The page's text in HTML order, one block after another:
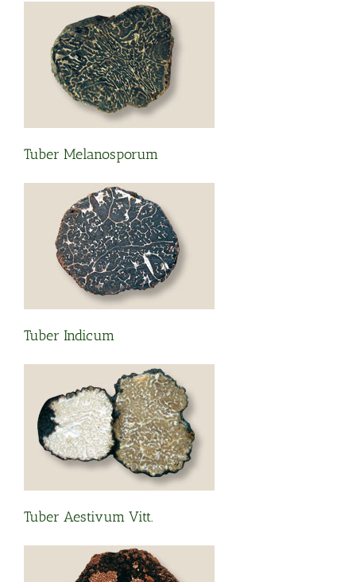
Tuber Melanosporum
Tuber Indicum
Tuber Aestivum Vitt.